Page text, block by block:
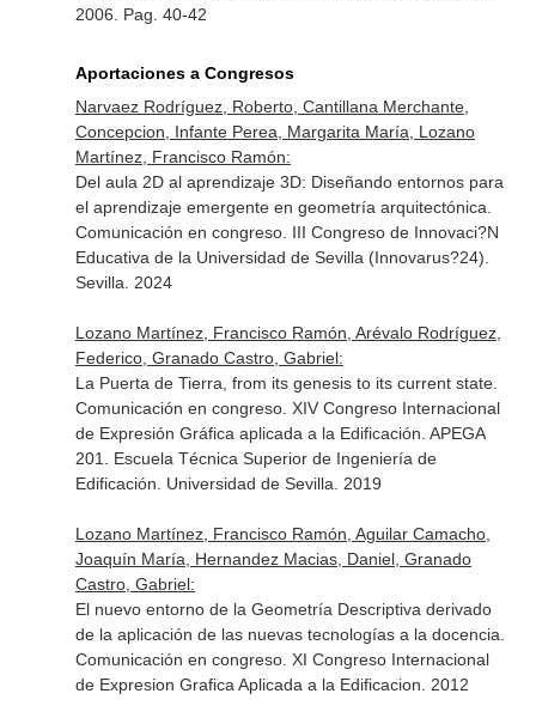
2006. Pag. 40-42
Aportaciones a Congresos
Narvaez Rodríguez, Roberto, Cantillana Merchante,
Concepcion, Infante Perea, Margarita María, Lozano
Martínez, Francisco Ramón:
Del aula 2D al aprendizaje 3D: Diseñando entornos para
el aprendizaje emergente en geometría arquitectónica.
Comunicación en congreso. III Congreso de Innovaci?N
Educativa de la Universidad de Sevilla (Innovarus?24).
Sevilla. 2024
Lozano Martínez, Francisco Ramón, Arévalo Rodríguez,
Federico, Granado Castro, Gabriel:
La Puerta de Tierra, from its genesis to its current state.
Comunicación en congreso. XIV Congreso Internacional
de Expresión Gráfica aplicada a la Edificación. APEGA
201. Escuela Técnica Superior de Ingeniería de
Edificación. Universidad de Sevilla. 2019
Lozano Martínez, Francisco Ramón, Aguilar Camacho,
Joaquín María, Hernandez Macias, Daniel, Granado
Castro, Gabriel:
El nuevo entorno de la Geometría Descriptiva derivado
de la aplicación de las nuevas tecnologías a la docencia.
Comunicación en congreso. XI Congreso Internacional
de Expresion Grafica Aplicada a la Edificacion. 2012